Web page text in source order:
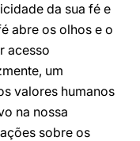
da sua fé e
abre os olhos e o
acesso
um
valores humanos
na nossa
sobre os